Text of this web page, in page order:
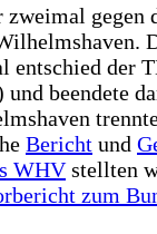
gegen
entschied der
und beendete
Bericht und
WHVstellten
zum